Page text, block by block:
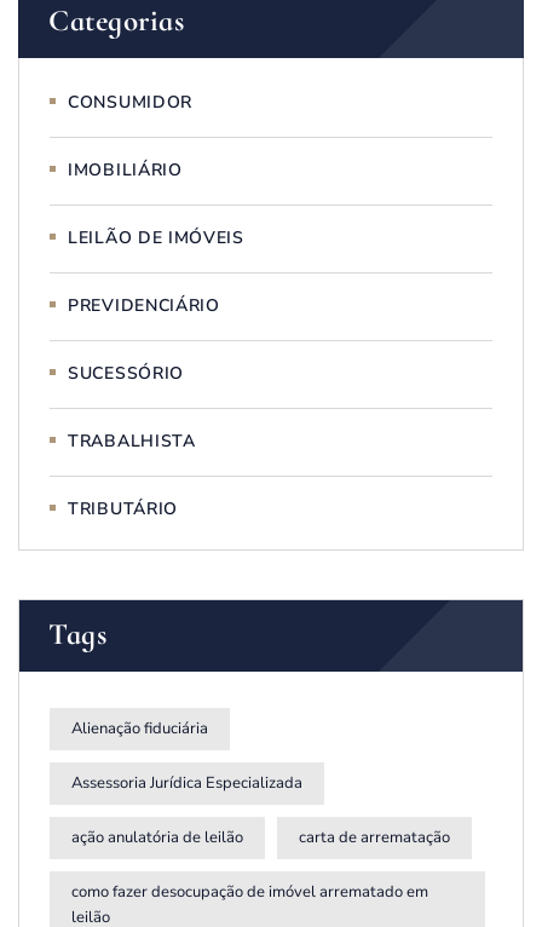
Categorias
CONSUMIDOR
IMOBILIÁRIO
LEILÃO DE IMÓVEIS
PREVIDENCIÁRIO
SUCESSÓRIO
TRABALHISTA
TRIBUTÁRIO
Tags
Alienação fiduciária
Assessoria Jurídica Especializada
ação anulatória de leilão carta de arrematação
como fazer desocupação de imóvel arrematado em
leilão